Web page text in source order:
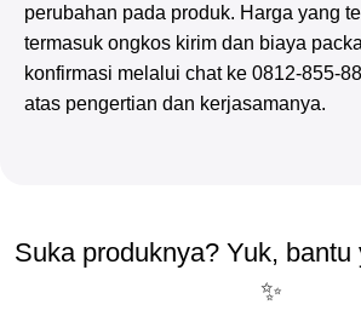
perubahan pada produk. Harga yang
termasuk ongkos kirim dan biaya
konfirmasi melalui chat ke 0812-855-
atas pengertian dan kerjasamanya.
Suka produknya? Yuk, bantu
✨